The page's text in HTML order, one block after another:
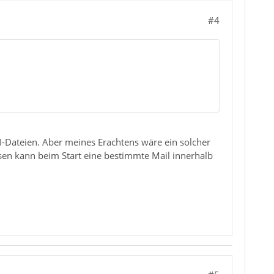
#4
Aber meines Erachtens wäre ein solcher
kann beim Start eine bestimmte Mail innerhalb